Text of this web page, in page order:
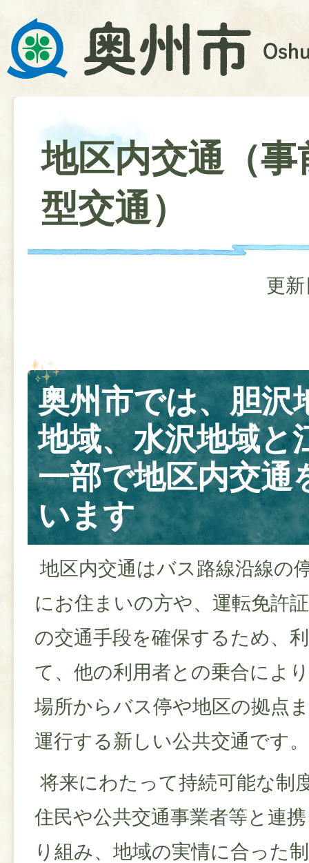
地区内交通（事
型交通）
更
奥州市では、胆沢
地域、水沢地域と
一部で地区内交通
います
地区内交通はバス路線沿線の
にお住まいの方や、運転免許
の交通手段を確保するため、
て、他の利用者との乗合によ
場所からバス停や地区の拠点
運行する新しい公共交通です。
将来にわたって持続可能な制
住民や公共交通事業者等と連
り組み、地域の実情に合った